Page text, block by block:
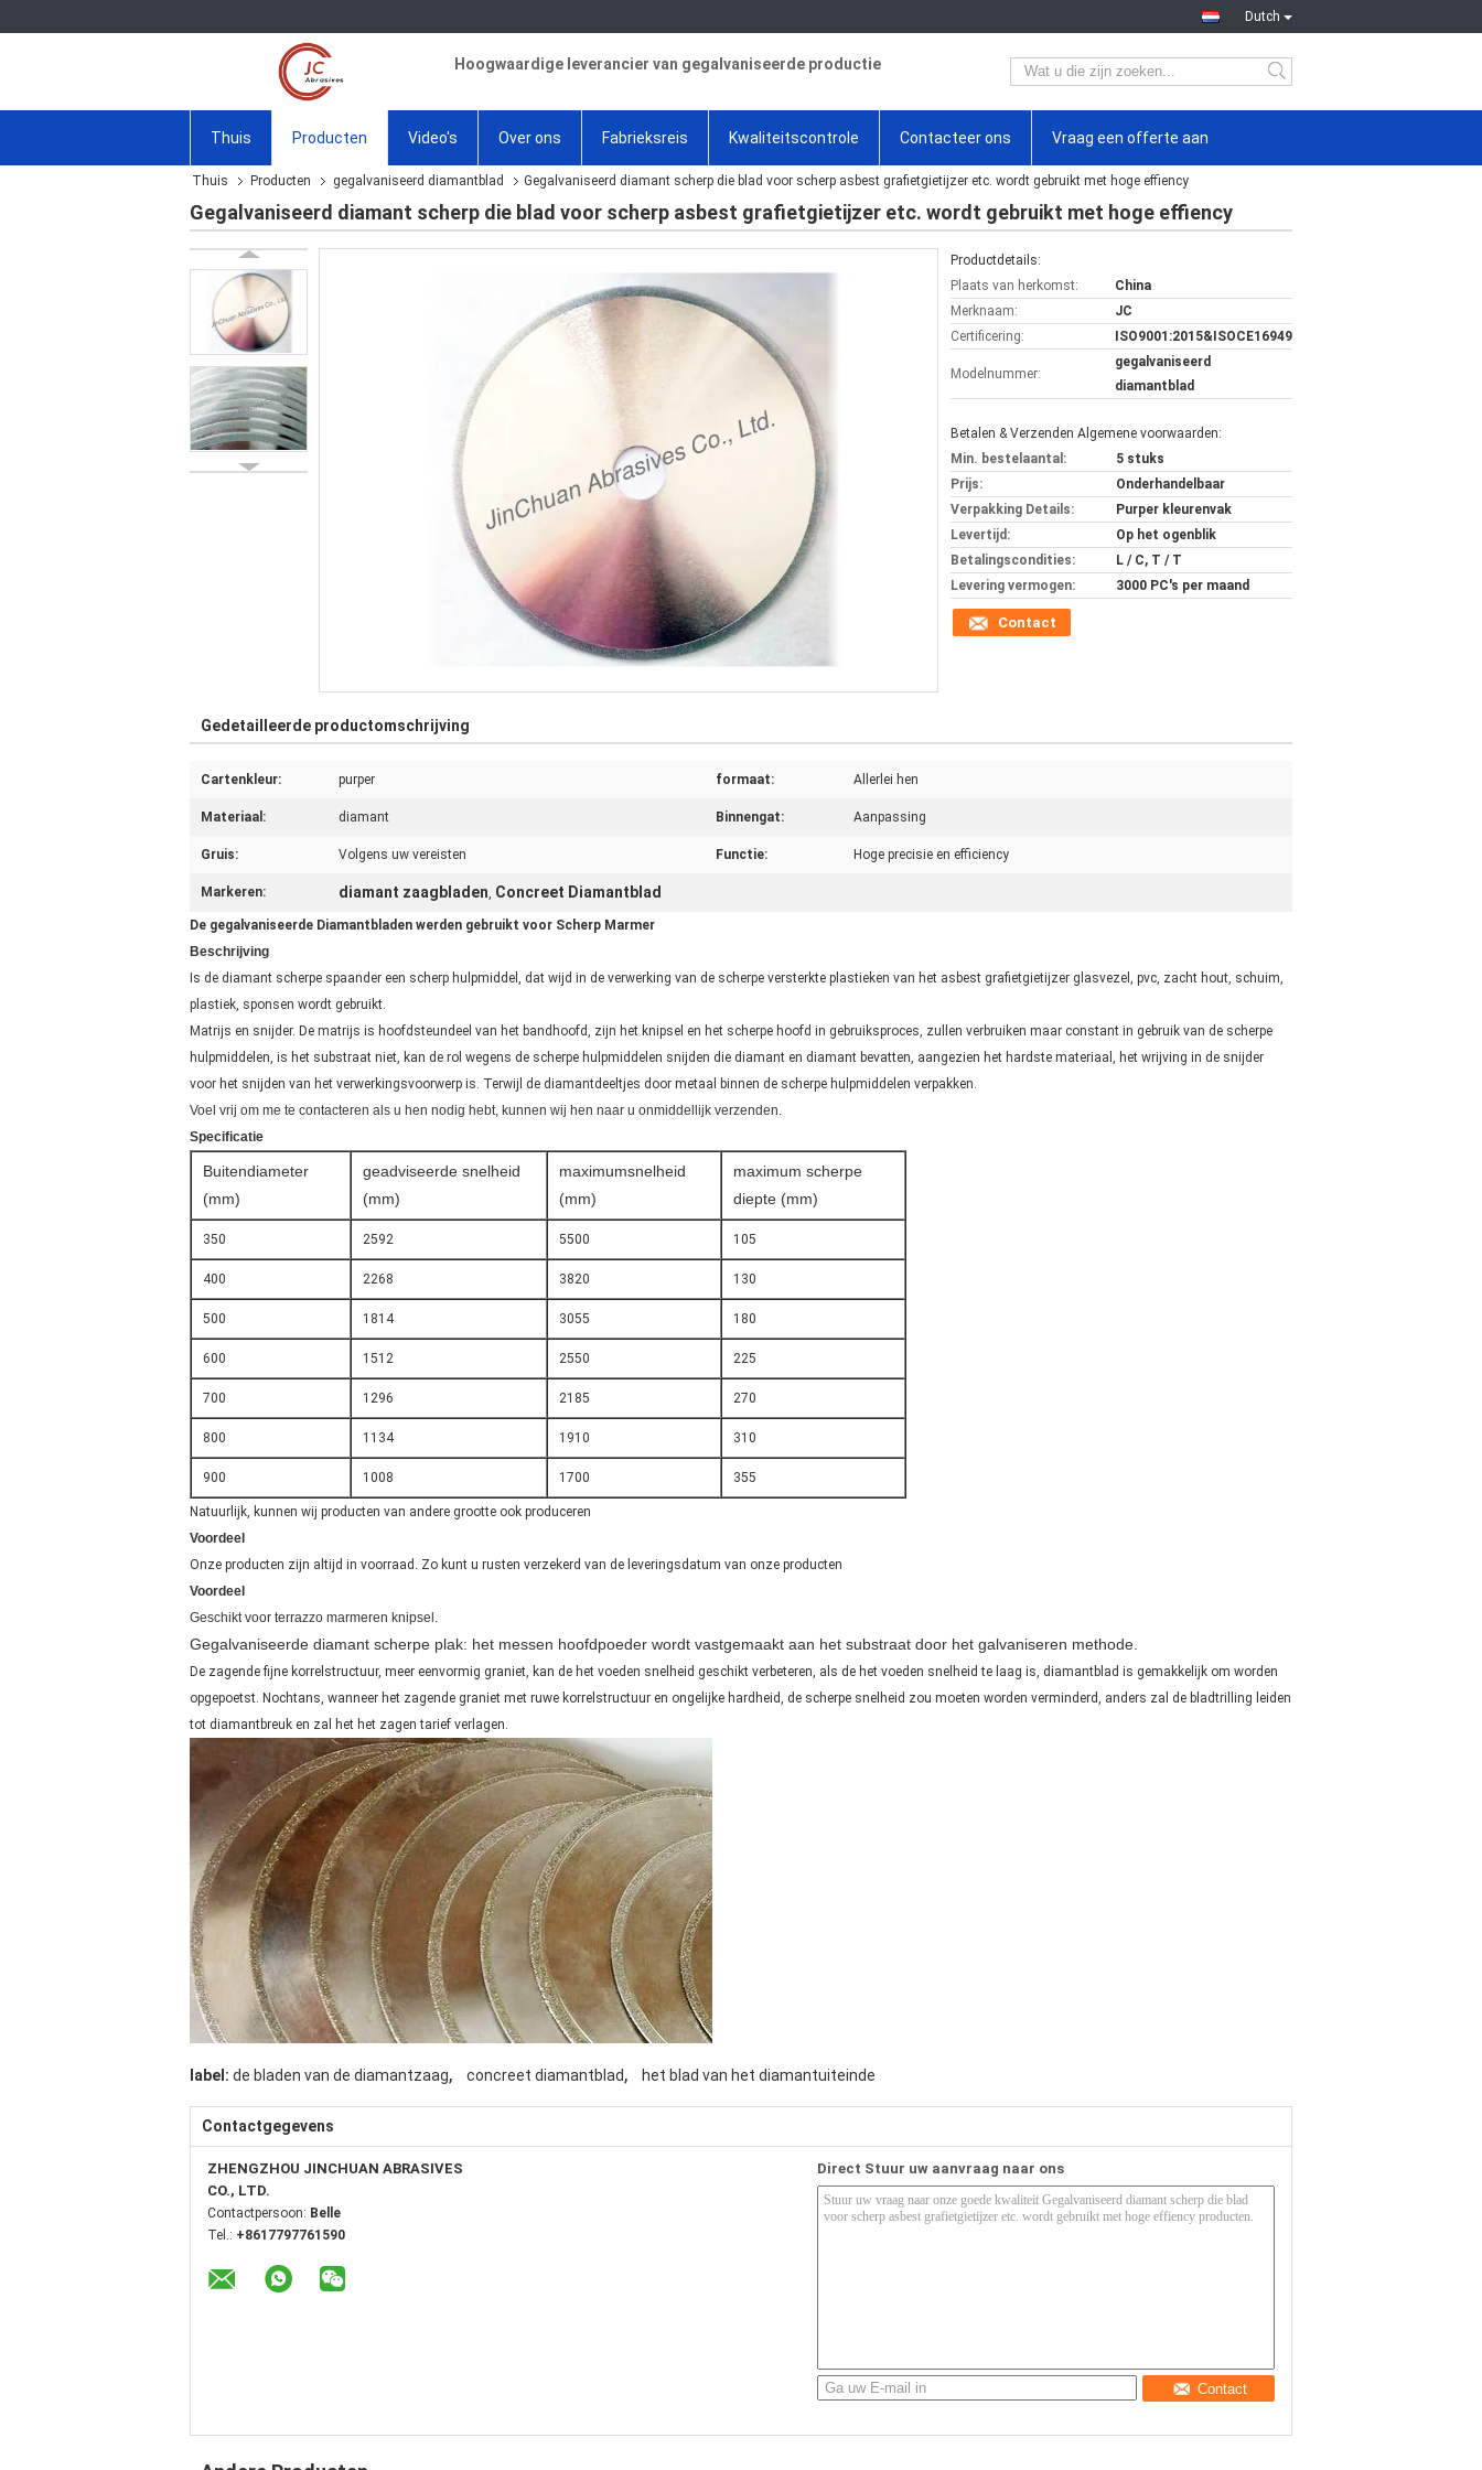
Dutch
Hoogwaardige leverancier van gegalvaniseerde productie
Thuis Producten Video's Over ons Fabrieksreis Kwaliteitscontrole Contacteer ons Vraag een offerte aan
Thuis Producten gegalvaniseerd diamantblad Gegalvaniseerd diamant scherp die blad voor scherp asbest grafietgietijzer etc. wordt gebruikt met hoge effiency
Gegalvaniseerd diamant scherp die blad voor scherp asbest grafietgietijzer etc. wordt gebruikt met hoge effiency
Productdetails:
Plaats van herkomst:
China
Merknaam:
JC
Certificering:
ISO9001:2015&ISOCE16949
Modelnummer:
gegalvaniseerd
diamantblad
Betalen & Verzenden Algemene voorwaarden:
Min. bestelaantal:
5 stuks
Prijs:
Onderhandelbaar
Verpakking Details:
Purper kleurenvak
Levertijd:
Op het ogenblik
Betalingscondities:
L / C, T / T
Levering vermogen:
3000 PC's per maand
Contact
Gedetailleerde productomschrijving
Cartenkleur: purper formaat: Allerlei hen
Materiaal: diamant Binnengat: Aanpassing
Gruis: Volgens uw vereisten Functie: Hoge precisie en efficiency
Markeren: diamant zaagbladen, Concreet Diamantblad
De gegalvaniseerde Diamantbladen werden gebruikt voor Scherp Marmer
Beschrijving
Is de diamant scherpe spaander een scherp hulpmiddel, dat wijd in de verwerking van de scherpe versterkte plastieken van het asbest grafietgietijzer glasvezel, pvc, zacht hout, schuim,
plastiek, sponsen wordt gebruikt.
Matrijs en snijder. De matrijs is hoofdsteundeel van het bandhoofd, zijn het knipsel en het scherpe hoofd in gebruiksproces, zullen verbruiken maar constant in gebruik van de scherpe
hulpmiddelen, is het substraat niet, kan de rol wegens de scherpe hulpmiddelen snijden die diamant en diamant bevatten, aangezien het hardste materiaal, het wrijving in de snijder
voor het snijden van het verwerkingsvoorwerp is. Terwijl de diamantdeeltjes door metaal binnen de scherpe hulpmiddelen verpakken.
Voel vrij om me te contacteren als u hen nodig hebt, kunnen wij hen naar u onmiddellijk verzenden.
Specificatie
Buitendiameter
(mm)
geadviseerde snelheid
(mm)
maximumsnelheid
(mm)
maximum scherpe
diepte (mm)
350 2592 5500 105
400 2268 3820 130
500 1814 3055 180
600 1512 2550 225
700 1296 2185 270
800 1134 1910 310
900 1008 1700 355
Natuurlijk, kunnen wij producten van andere grootte ook produceren
Voordeel
Onze producten zijn altijd in voorraad . Zo kunt u rusten verzekerd van de leveringsdatum van onze producten
Voordeel
Geschikt voor terrazzo marmeren knipsel.
Gegalvaniseerde diamant scherpe plak: het messen hoofdpoeder wordt vastgemaakt aan het substraat door het galvaniseren methode.
De zagende fijne korrelstructuur, meer eenvormig graniet, kan de het voeden snelheid geschikt verbeteren, als de het voeden snelheid te laag is, diamantblad is gemakkelijk om worden
opgepoetst. Nochtans, wanneer het zagende graniet met ruwe korrelstructuur en ongelijke hardheid, de scherpe snelheid zou moeten worden verminderd, anders zal de bladtrilling leiden
tot diamantbreuk en zal het het zagen tarief verlagen.
label: de bladen van de diamantzaag, concreet diamantblad, het blad van het diamantuiteinde
Contactgegevens
ZHENGZHOU JINCHUAN ABRASIVES
CO., LTD.
Contactpersoon: Belle
Tel.: +8617797761590
Direct Stuur uw aanvraag naar ons
Contact